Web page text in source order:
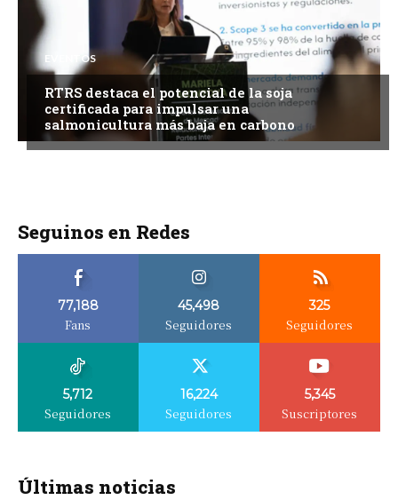
EVENTOS
RTRS destaca el potencial de la soja
certificada para impulsar una
salmonicultura más baja en carbono
Seguinos en Redes
77,188
Fans
45,498
Seguidores
325
Seguidores
5,712
Seguidores
16,224
Seguidores
5,345
Suscriptores
Últimas noticias